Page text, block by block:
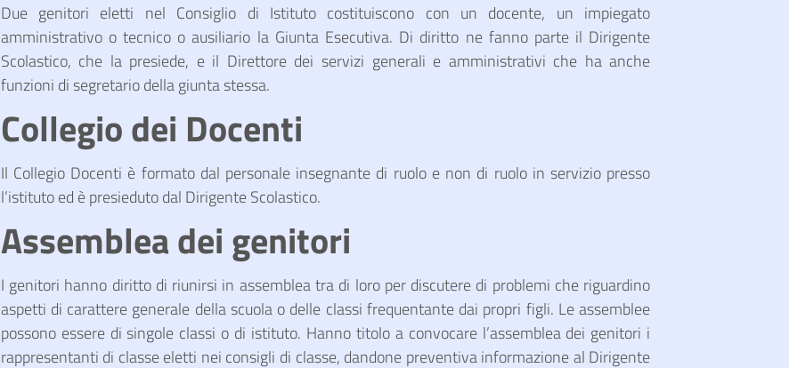
Due genitori eletti nel Consiglio di Istituto costituiscono con un docente, un impiegato
amministrativo o tecnico o ausiliario la Giunta Esecutiva. Di diritto ne fanno parte il Dirigente
Scolastico, che la presiede, e il Direttore dei servizi generali e amministrativi che ha anche
funzioni di segretario della giunta stessa.
Collegio dei Docenti
Il Collegio Docenti è formato dal personale insegnante di ruolo e non di ruolo in servizio presso
l’istituto ed è presieduto dal Dirigente Scolastico.
Assemblea dei genitori
I genitori hanno diritto di riunirsi in assemblea tra di loro per discutere di problemi che riguardino
aspetti di carattere generale della scuola o delle classi frequentante dai propri figli. Le assemblee
possono essere di singole classi o di istituto. Hanno titolo a convocare l’assemblea dei genitori i
rappresentanti di classe eletti nei consigli di classe, dandone preventiva informazione al Dirigente